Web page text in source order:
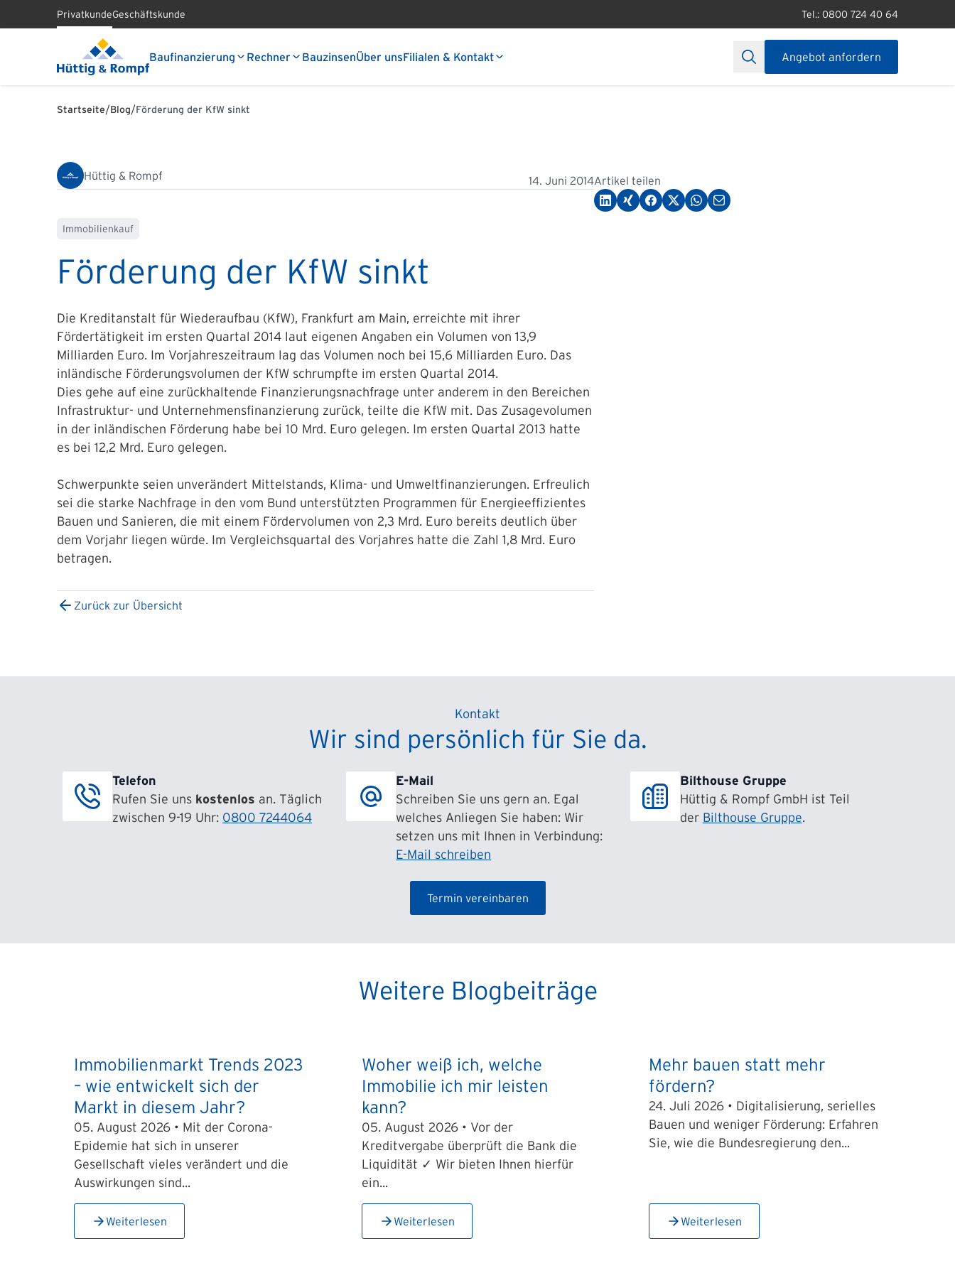
PrivatkundeGeschäftskunde Tel.: 0800 724 40 64
Baufinanzierung Rechner BauzinsenÜber unsFilialen & Kontakt Angebot anfordern
Startseite/Blog/Förderung der KfW sinkt
Hüttig & Rompf 14. Juni 2014
Immobilienkauf
Förderung der KfW sinkt
Die Kreditanstalt für Wiederaufbau (KfW), Frankfurt am Main, erreichte mit ihrer
Fördertätigkeit im ersten Quartal 2014 laut eigenen Angaben ein Volumen von 13,9
Milliarden Euro. Im Vorjahreszeitraum lag das Volumen noch bei 15,6 Milliarden Euro. Das
inländische Förderungsvolumen der KfW schrumpfte im ersten Quartal 2014.
Dies gehe auf eine zurückhaltende Finanzierungsnachfrage unter anderem in den Bereichen
Infrastruktur- und Unternehmensfinanzierung zurück, teilte die KfW mit. Das Zusagevolumen
in der inländischen Förderung habe bei 10 Mrd. Euro gelegen. Im ersten Quartal 2013 hatte
es bei 12,2 Mrd. Euro gelegen.
Schwerpunkte seien unverändert Mittelstands, Klima- und Umweltfinanzierungen. Erfreulich
sei die starke Nachfrage in den vom Bund unterstützten Programmen für Energieeffizientes
Bauen und Sanieren, die mit einem Fördervolumen von 2,3 Mrd. Euro bereits deutlich über
dem Vorjahr liegen würde. Im Vergleichsquartal des Vorjahres hatte die Zahl 1,8 Mrd. Euro
betragen.
Zurück zur Übersicht
Artikel teilen
Kontakt
Wir sind persönlich für Sie da.
Telefon
Rufen Sie uns kostenlos an. Täglich
zwischen 9-19 Uhr: 0800 7244064
E-Mail
Schreiben Sie uns gern an. Egal
welches Anliegen Sie haben: Wir
setzen uns mit Ihnen in Verbindung:
E-Mail schreiben
Bilthouse Gruppe
Hüttig & Rompf GmbH ist Teil
der Bilthouse Gruppe.
Termin vereinbaren
Weitere Blogbeiträge
Immobilienmarkt Trends 2023
– wie entwickelt sich der
Markt in diesem Jahr?
05. August 2026 • Mit der Corona-
Epidemie hat sich in unserer
Gesellschaft vieles verändert und die
Auswirkungen sind...
Weiterlesen
Woher weiß ich, welche
Immobilie ich mir leisten
kann?
05. August 2026 • Vor der
Kreditvergabe überprüft die Bank die
Liquidität ✓ Wir bieten Ihnen hierfür
ein...
Weiterlesen
Mehr bauen statt mehr
fördern?
24. Juli 2026 • Digitalisierung, serielles
Bauen und weniger Förderung: Erfahren
Sie, wie die Bundesregierung den...
Weiterlesen